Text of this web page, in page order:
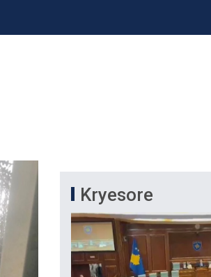
Kryesore